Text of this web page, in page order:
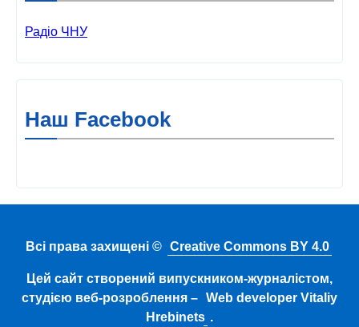
Радіо ЧНУ
Наш Facebook
Всі права захищені © Creative Commons BY 4.0
Цей сайт створений випускником-журналістом,
студією веб-розроблення – Web developer Vitaliy
Hrebinets .